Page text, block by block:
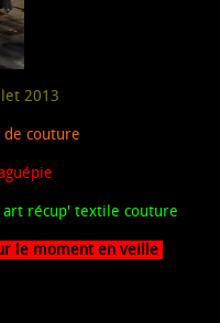
2013
de couture
récup' textile couture
le moment en veille